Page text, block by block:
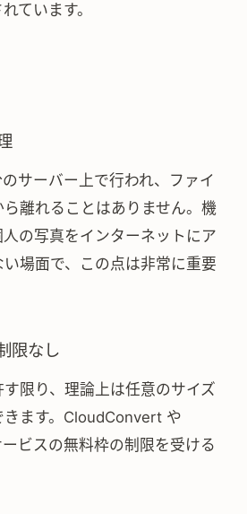
ています。
サーバー上で行われ、ファイ
離れることはありません。機
の写真をインターネットにア
場面で、この点は非常に重要
限なし
限り、理論上は任意のサイズ
きます。CloudConvert や
ビスの無料枠の制限を受ける